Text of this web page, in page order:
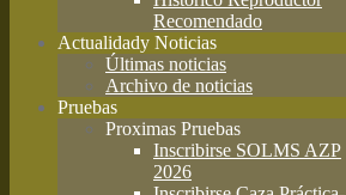
Recomendado
Actualidady Noticias
Últimas noticias
Archivo de noticias
Pruebas
Proximas Pruebas
Inscribirse SOLMS AZP
2026